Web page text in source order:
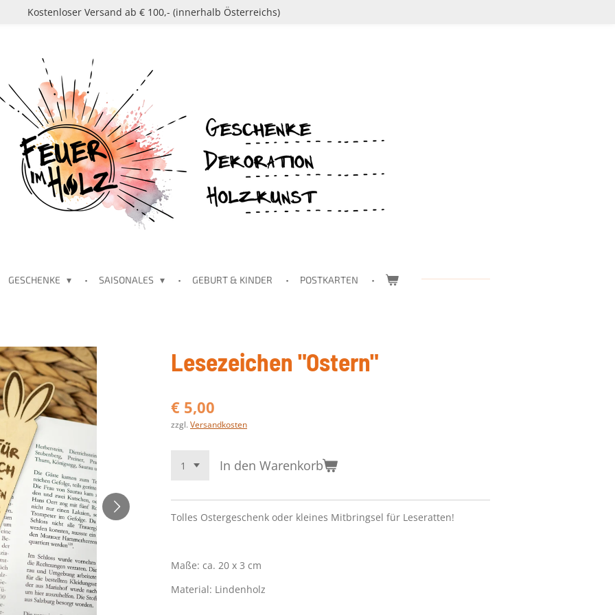
Kostenloser Versand ab € 100,- (innerhalb Österreichs)
GESCHENKE SAISONALES GEBURT & KINDER POSTKARTEN
Lesezeichen "Ostern"
€ 5,00
zzgl. Versandkosten
In den Warenkorb
Tolles Ostergeschenk oder kleines Mitbringsel für Leseratten!
Maße: ca. 20 x 3 cm
Material: Lindenholz